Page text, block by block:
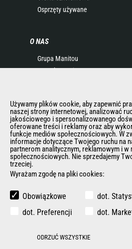
Osprzęty używane
O NAS
Grupa Manitou
Kontakt Manitou
Aktualności
Historia
General Terms and Conditions of
Polityka Rodo
INNE STRONY GRUPY MANITOU
Manitou Group
Used Manitou Machines
Gehl
Używamy plików cookie, aby zapewnić
naszej strony internetowej, analizować
jakościowego i spersonalizowanego
oferowane treści i reklamy oraz aby
funkcje mediów społecznościowych. W
informacje dotyczące Twojego ruchu na
partnerom analitycznym, reklamowym i w
społecznościowych. Nie sprzedajemy
trzeciej.
Wyrażam zgodę na pliki cookies:
Obowiązkowe
dot.
dot. Preferencji
dot.
ODRZUĆ WSZYSTKIE